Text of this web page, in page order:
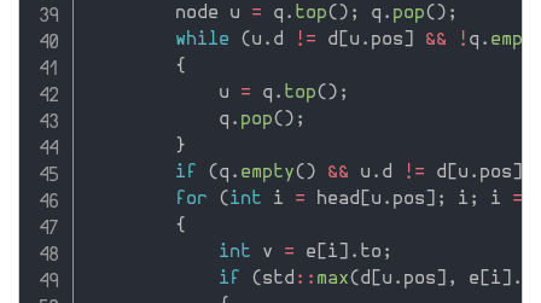
        node u
= q . top() ; q . pop() ;
while
(u . d != d [u . pos] && ! q .
{
            u
= q . top() ;
            q
. pop() ;
}
if
(q . empty() && u . d != d [u . pos]
for
(int i = head [u . pos] ; i ; i =
{
int v = e [i] . to ;
if
(std :: max(d [u . pos] , e [i] .